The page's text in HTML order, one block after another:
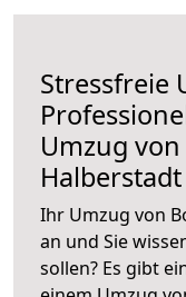
Stressfreie
Umzug
Halberstadt
Ihr Umzug von
an und Sie
sollen? Es gibt